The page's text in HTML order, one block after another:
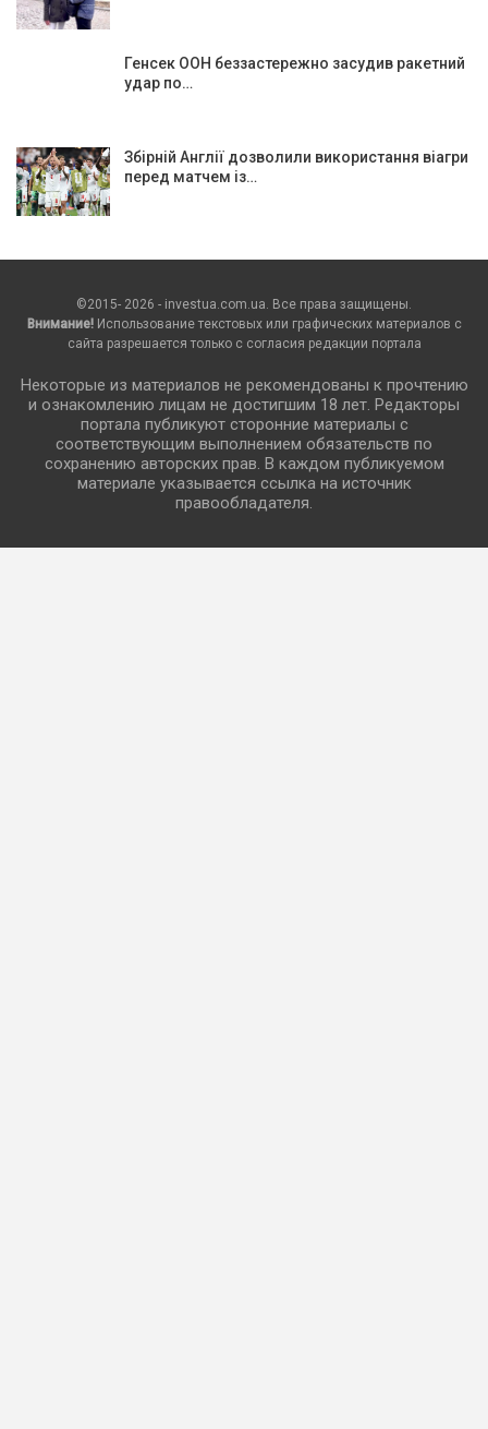
Генсек ООН беззастережно засудив ракетний
удар по…
Збірній Англії дозволили використання віагри
перед матчем із…
©2015- 2026 - investua.com.ua. Все права защищены.
Внимание!Использование текстовых или графических материалов с
сайта разрешается только c согласия редакции портала
Некоторые из материалов не рекомендованы к прочтению
и ознакомлению лицам не достигшим 18 лет. Редакторы
портала публикуют сторонние материалы с
соответствующим выполнением обязательств по
сохранению авторских прав. В каждом публикуемом
материале указывается ссылка на источник
правообладателя.